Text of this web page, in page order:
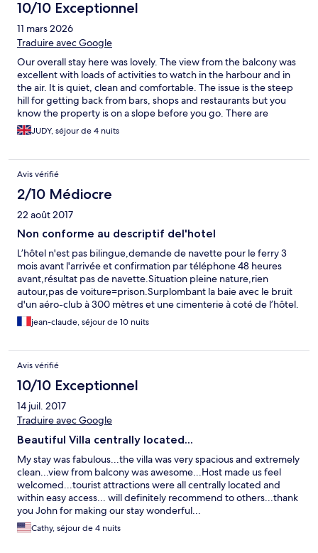
10/10 Exceptionnel
11 mars 2026
Traduire avec Google
Our overall stay here was lovely. The view from the balcony was
excellent with loads of activities to watch in the harbour and in
the air. It is quiet, clean and comfortable. The issue is the steep
hill for getting back from bars, shops and restaurants but you
know the property is on a slope before you go. There are
passing public minibuses so you just have to wait for one to get
back up the hill! John, the host, who lives on site, is very good
JUDY, séjour de 4 nuits
Avis vérifié
2/10 Médiocre
22 août 2017
Non conforme au descriptif del'hotel
L’hôtel n'est pas bilingue,demande de navette pour le ferry 3
mois avant l'arrivée et confirmation par téléphone 48 heures
avant,résultat pas de navette.Situation pleine nature,rien
autour,pas de voiture=prison.Surplombant la baie avec le bruit
d'un aéro-club à 300 mètres et une cimenterie à coté de l’hôtel.
Matériel de cuisine très usagé et rouillé,et de l'eau de pluie
entrant par les fenêtres fermées .Climatisation et télévision,hors
jean-claude, séjour de 10 nuits
Avis vérifié
10/10 Exceptionnel
14 juil. 2017
Traduire avec Google
Beautiful Villa centrally located...
My stay was fabulous...the villa was very spacious and extremely
clean...view from balcony was awesome...Host made us feel
welcomed...tourist attractions were all centrally located and
within easy access... will definitely recommend to others...thank
you John for making our stay wonderful...
Cathy, séjour de 4 nuits